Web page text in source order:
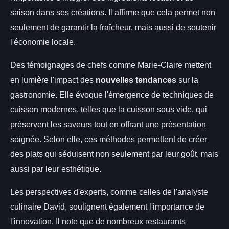
saison dans ses créations. Il affirme que cela permet non
seulement de garantir la fraîcheur, mais aussi de soutenir
l'économie locale.
Des témoignages de chefs comme Marie-Claire mettent
en lumière l'impact des nouvelles tendances sur la
gastronomie. Elle évoque l'émergence de techniques de
cuisson modernes, telles que la cuisson sous vide, qui
préservent les saveurs tout en offrant une présentation
soignée. Selon elle, ces méthodes permettent de créer
des plats qui séduisent non seulement par leur goût, mais
aussi par leur esthétique.
Les perspectives d'experts, comme celles de l'analyste
culinaire David, soulignent également l'importance de
l'innovation. Il note que de nombreux restaurants